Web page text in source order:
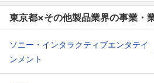
東京都×その他製品業界の事業・
ソニー・インタラクティブエンタテイ
ンメント